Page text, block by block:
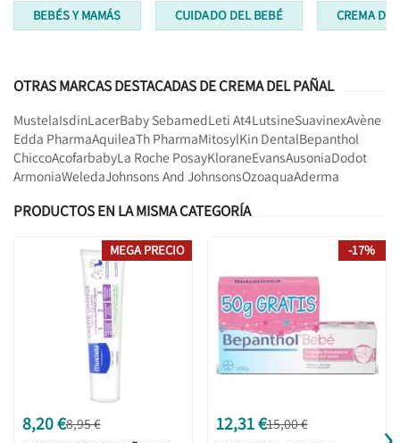
BEBÉS Y MAMÁS CUIDADO DEL BEBÉ CREMA
OTRAS MARCAS DESTACADAS DE CREMA DEL PAÑAL
MustelaIsdinLacerBaby SebamedLeti At4LutsineSuavinexAvène
Edda PharmaAquileaTh PharmaMitosylKin DentalBepanthol
ChiccoAcofarbabyLa Roche PosayKloraneEvansAusoniaDodot
ArmoniaWeledaJohnsons And JohnsonsOzoaquaAderma
PRODUCTOS EN LA MISMA CATEGORÍA
8,20 €8,95 €
MEGA PRECIO
12,31 €15,00 €
-17%